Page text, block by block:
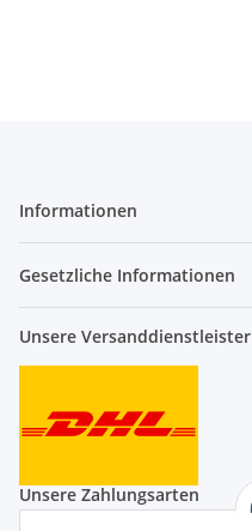
Informationen
Gesetzliche Informationen
Unsere Versanddienstleister
Unsere Zahlungsarten